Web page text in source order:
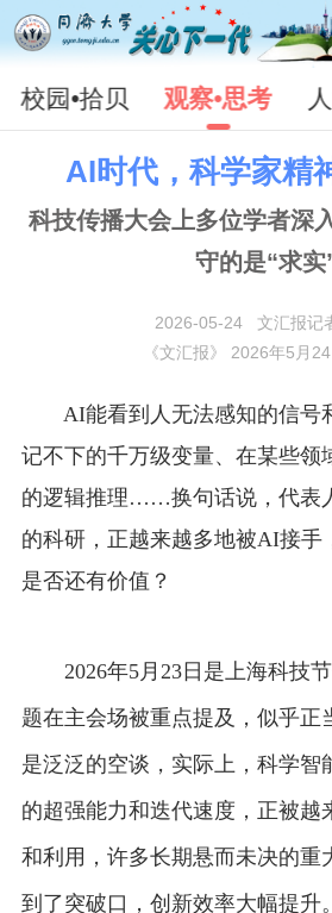
校园•拾贝 观察•思考
AI时代，科学家精
科技传播大会上多位学者深
守的是“求实
2026-05-24
文汇报记
《文汇报》 2026年5月
AI能看到人无法感知的信号
记不下的千万级变量、在某些领
的逻辑推理……换句话说，代表
的科研，正越来越多地被AI接手
是否还有价值？
2026年5月23日是上海科技节
题在主会场被重点提及，似乎正
是泛泛的空谈，实际上，科学智
的超强能力和迭代速度，正被越
和利用，许多长期悬而未决的重
到了突破口，创新效率大幅提升